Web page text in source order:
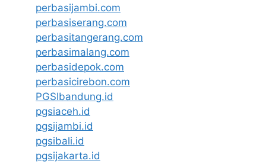
perbasijambi.com
perbasiserang.com
perbasitangerang.com
perbasimalang.com
perbasidepok.com
perbasicirebon.com
PGSIbandung.id
pgsiaceh.id
pgsijambi.id
pgsibali.id
pgsijakarta.id